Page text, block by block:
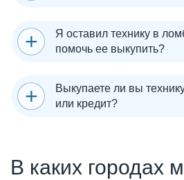
Я оставил технику в
помочь ее выкупить?
Выкупаете ли вы
или кредит?
В каких городах